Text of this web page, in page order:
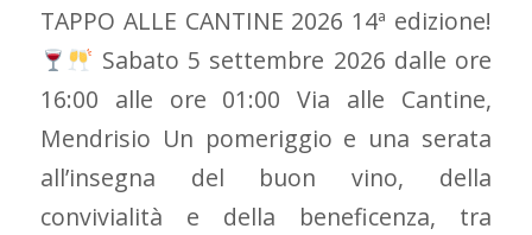
TAPPO ALLE CANTINE 2026 14ª edizione!
Sabato 5 settembre 2026 dalle ore
16:00 alle ore 01:00 Via alle Cantine,
Mendrisio Un pomeriggio e una serata
all’insegna del buon vino, della
convivialità e della beneficenza, tra